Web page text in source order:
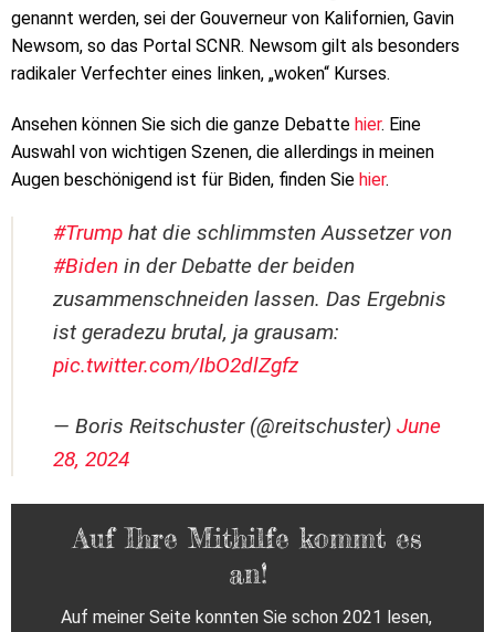
genannt werden, sei der Gouverneur von Kalifornien, Gavin
Newsom, so das Portal SCNR. Newsom gilt als besonders
radikaler Verfechter eines linken, „woken“ Kurses.
Ansehen können Sie sich die ganze Debatte hier. Eine
Auswahl von wichtigen Szenen, die allerdings in meinen
Augen beschönigend ist für Biden, finden Sie hier.
#Trump hat die schlimmsten Aussetzer von
#Biden in der Debatte der beiden
zusammenschneiden lassen. Das Ergebnis
ist geradezu brutal, ja grausam:
pic.twitter.com/IbO2dlZgfz
— Boris Reitschuster (@reitschuster) June
28, 2024
Auf Ihre Mithilfe kommt es
an!
Auf meiner Seite konnten Sie schon 2021 lesen,